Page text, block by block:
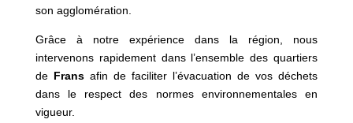
son agglomération.
Grâce à notre expérience dans la région, nous
intervenons rapidement dans l’ensemble des quartiers
de Fransafin de faciliter l’évacuation de vos déchets
dans le respect des normes environnementales en
vigueur.